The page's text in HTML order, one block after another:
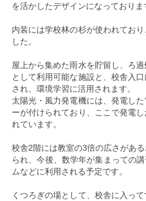
を活かしたデザインになっておりま
内装には学校林の杉が使われてお
した。
屋上から集めた雨水を貯留し、ろ
として利用可能な施設と、校舎入
され、環境学習に活用されます。
太陽光・風力発電機には、発電し
ーが付けられており、ここで発電
れています。
校舎2階には教室の3倍の広さがあ
られ、今後、数学年が集まっての
ムなどに利用される予定です。
くつろぎの場として、校舎に入っ